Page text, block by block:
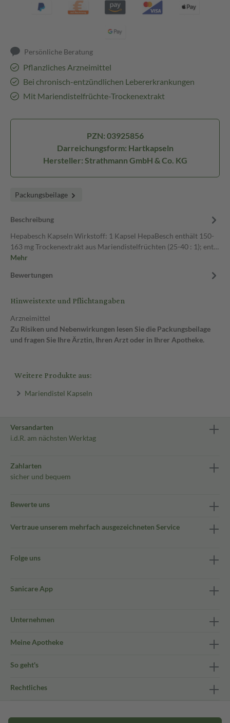
Persönliche Beratung
Pflanzliches Arzneimittel
Bei chronisch-entzündlichen Lebererkrankungen
Mit Mariendistelfrüchte-Trockenextrakt
PZN: 03925856
Darreichungsform: Hartkapseln
Hersteller: Strathmann GmbH & Co. KG
Packungsbeilage
Beschreibung
Hepabesch Kapseln Wirkstoff: 1 Kapsel HepaBesch enthält 150-
163 mg Trockenextrakt aus Mariendistelfrüchten (25-40 : 1); ent…
Mehr
Bewertungen
Hinweistexte und Pflichtangaben
Arzneimittel
Zu Risiken und Nebenwirkungen lesen Sie die Packungsbeilage
und fragen Sie Ihre Ärztin, Ihren Arzt oder in Ihrer Apotheke.
Weitere Produkte aus:
Mariendistel Kapseln
Versandarten
i.d.R. am nächsten Werktag
Zahlarten
sicher und bequem
Bewerte uns
Vertraue unserem mehrfach ausgezeichneten Service
Folge uns
Sanicare App
Unternehmen
Meine Apotheke
So geht's
Rechtliches